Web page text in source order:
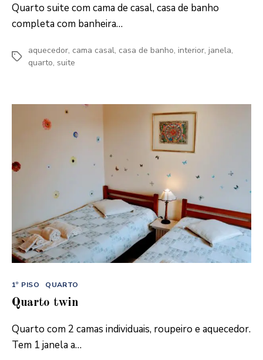
Quarto suite com cama de casal, casa de banho
completa com banheira…
Etiquetas
aquecedor, cama casal, casa de banho, interior, janela,
quarto, suite
Categorias
1º PISO QUARTO
Quarto twin
Quarto com 2 camas individuais, roupeiro e aquecedor.
Tem 1 janela a…